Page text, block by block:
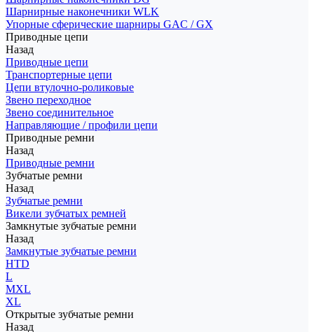
Шарнирные наконечники WLK
Упорные сферические шарниры GAC / GX
Приводные цепи
Назад
Приводные цепи
Транспортерные цепи
Цепи втулочно-роликовые
Звено переходное
Звено соединительное
Направляющие / профили цепи
Приводные ремни
Назад
Приводные ремни
Зубчатые ремни
Назад
Зубчатые ремни
Викели зубчатых ремней
Замкнутые зубчатые ремни
Назад
Замкнутые зубчатые ремни
HTD
L
MXL
XL
Открытые зубчатые ремни
Назад